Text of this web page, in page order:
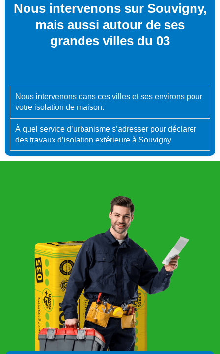
Nous intervenons sur Souvigny,
mais aussi autour de ses
grandes villes du 03
Nous intervenons dans ces villes et ses environs pour
votre isolation de maison:
À quel service d’urbanisme s’adresser pour déclarer
des travaux d’isolation extérieure à Souvigny